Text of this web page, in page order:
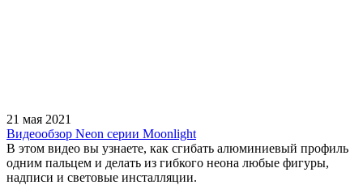
21 мая 2021
Видеообзор Neon серии Moonlight
В этом видео вы узнаете, как сгибать алюминиевый профиль
одним пальцем и делать из гибкого неона любые фигуры,
надписи и световые инсталляции.